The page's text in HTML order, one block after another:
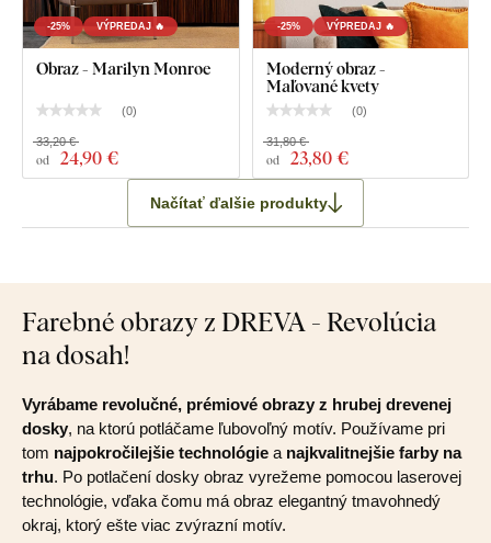
-25% VÝPREDAJ 🔥
Obraz - Marilyn Monroe
(0)
od 24,90 €
33,20 €
-25% VÝPREDAJ 🔥
Moderný obraz -
Maľované kvety
(0)
od 23,80 €
31,80 €
Načítať ďalšie produkty
Farebné obrazy z DREVA - Revolúcia
na dosah!
Vyrábame revolučné, prémiové obrazy z hrubej drevenej
dosky, na ktorú potláčame ľubovoľný motív. Používame pri
tom najpokročilejšie technológie a najkvalitnejšie farby na
trhu. Po potlačení dosky obraz vyrežeme pomocou laserovej
technológie, vďaka čomu má obraz elegantný tmavohnedý
okraj, ktorý ešte viac zvýrazní motív.